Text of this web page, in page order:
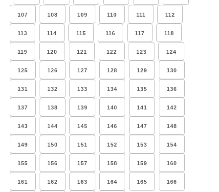
107 108 109 110 111 112
113 114 115 116 117 118
119 120 121 122 123 124
125 126 127 128 129 130
131 132 133 134 135 136
137 138 139 140 141 142
143 144 145 146 147 148
149 150 151 152 153 154
155 156 157 158 159 160
161 162 163 164 165 166